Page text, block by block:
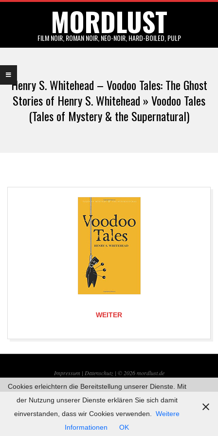
MORDLUST
FILM NOIR, ROMAN NOIR, NEO-NOIR, HARD-BOILED, PULP
Navigation
Menu
Henry S. Whitehead – Voodoo Tales: The Ghost
Stories of Henry S. Whitehead »Voodoo Tales
(Tales of Mystery & the Supernatural)
WEITER
Impressum | Datenschutz | © 2026mordlust.de
Cookies erleichtern die Bereitstellung unserer Dienste. Mit
der Nutzung unserer Dienste erklären Sie sich damit
einverstanden, dass wir Cookies verwenden.
Weitere
Informationen
OK